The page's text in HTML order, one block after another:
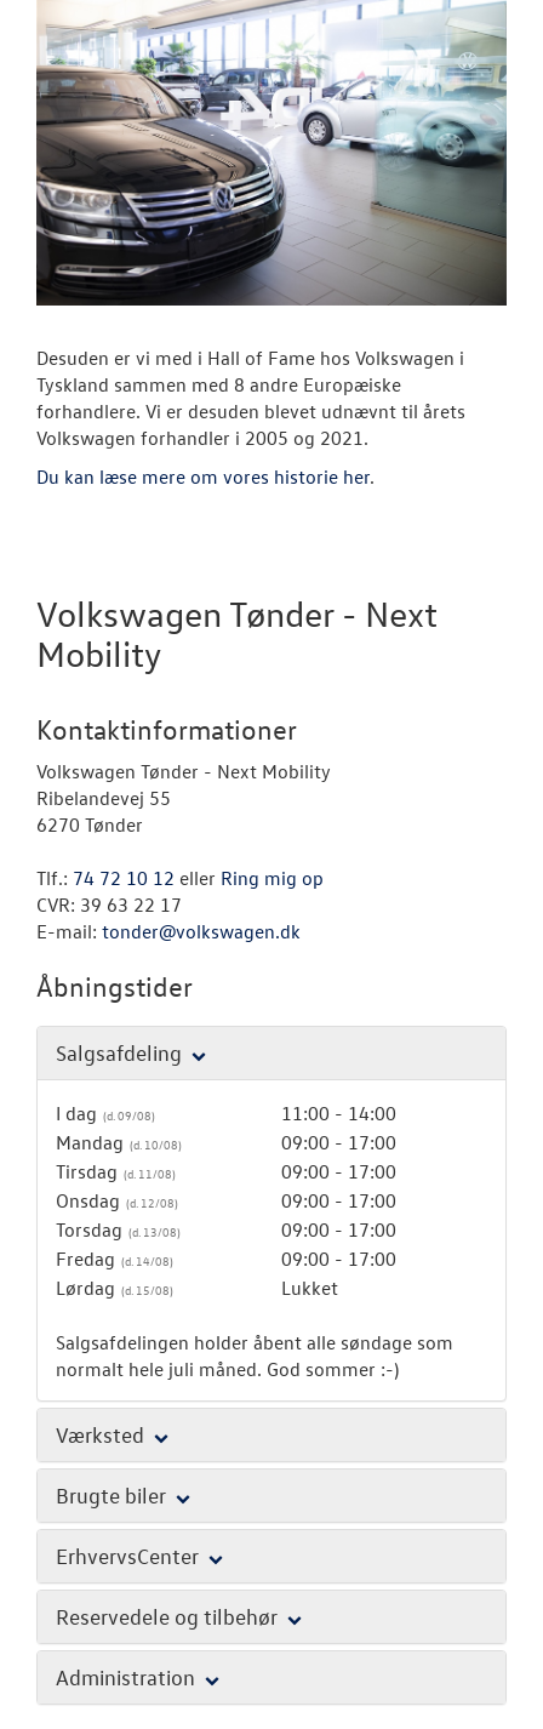
Desuden er vi med i Hall of Fame hos Volkswagen i
Tyskland sammen med 8 andre Europæiske
forhandlere. Vi er desuden blevet udnævnt til årets
Volkswagen forhandler i 2005 og 2021.
Du kan læse mere om vores historie her.
Volkswagen Tønder - Next
Mobility
Kontaktinformationer
Volkswagen Tønder - Next Mobility
Ribelandevej 55
6270 Tønder
Tlf.: 74 72 10 12 eller Ring mig op
CVR: 39 63 22 17
E-mail: tonder@volkswagen.dk
Åbningstider
Salgsafdeling
I dag
11:00 - 14:00
Mandag
09:00 - 17:00
Tirsdag
09:00 - 17:00
Onsdag
09:00 - 17:00
Torsdag
09:00 - 17:00
Fredag
09:00 - 17:00
Lørdag
Lukket
Salgsafdelingen holder åbent alle søndage som
normalt hele juli måned. God sommer :-)
Værksted
Brugte biler
ErhvervsCenter
Reservedele og tilbehør
Administration